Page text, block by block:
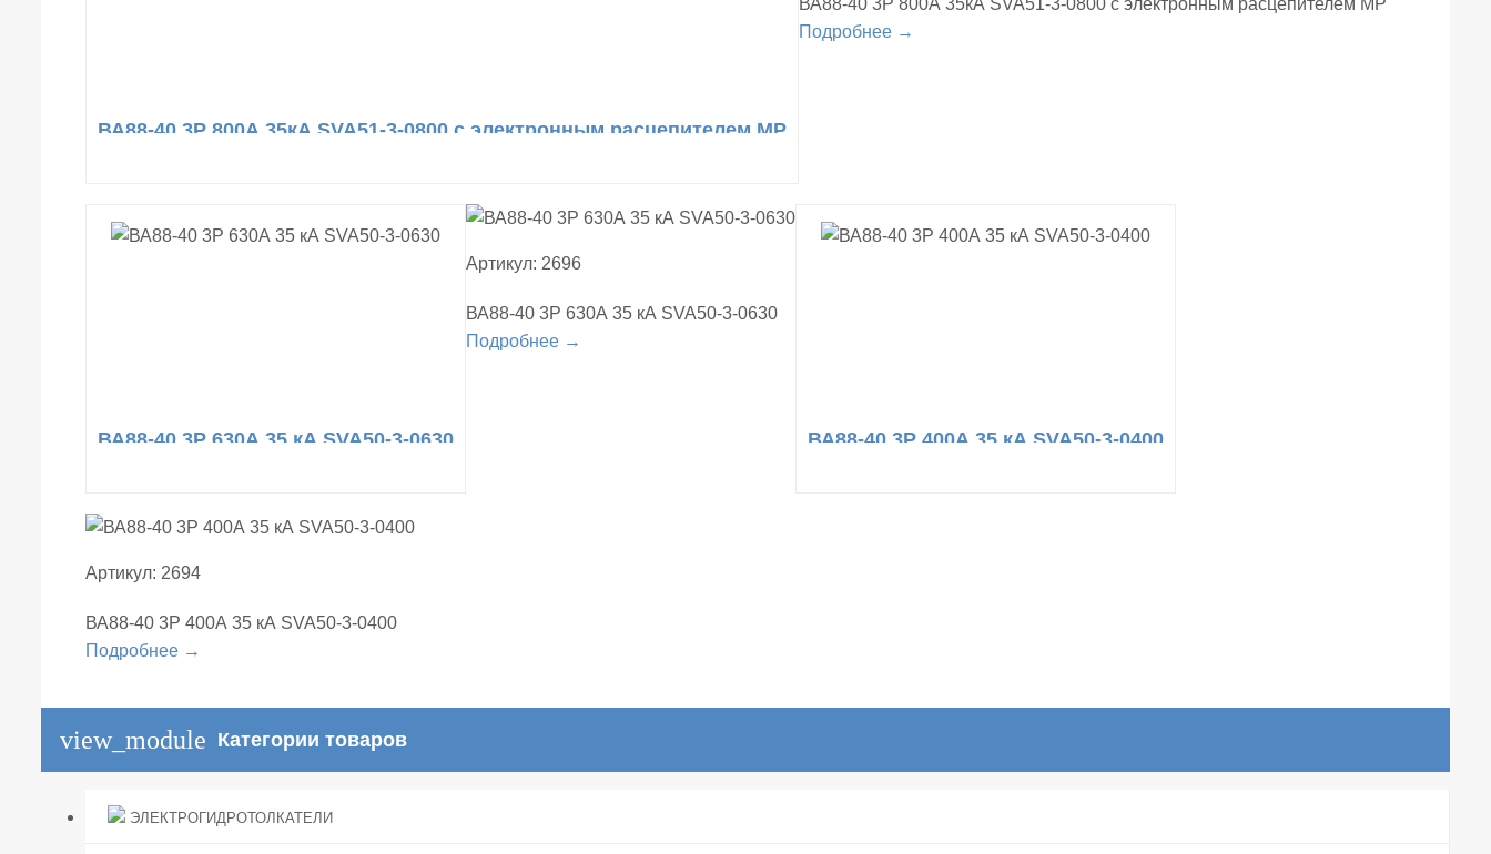
ВА88-40 3Р 800А 35кА SVA51-3-0800 с электронным расцепителем МР
ВА88-40 3Р 800А 35кА SVA51-3-0800 с электронным расцепителем МР
Подробнее →
ВА88-40 3Р 630А 35 кА SVA50-3-0630
Артикул: 2696
ВА88-40 3Р 630А 35 кА SVA50-3-0630
Подробнее →
ВА88-40 3Р 400А 35 кА SVA50-3-0400
Артикул: 2694
ВА88-40 3Р 400А 35 кА SVA50-3-0400
Подробнее →
view_module Категории товаров
ЭЛЕКТРОГИДРОТОЛКАТЕЛИ